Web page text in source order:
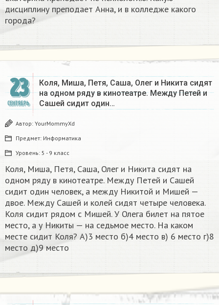
дисциплину преподает Анна, и в колледже какого
города?
23
СЕНТЯБРЬ
Коля, Миша, Петя, Саша, Олег и Никита сидят
на одном ряду в кинотеатре. Между Петей и
Сашей сидит один…
Автор: YourMommyXd
Предмет: Информатика
Уровень: 5 - 9 класс
Коля, Миша, Петя, Саша, Олег и Никита сидят на
одном ряду в кинотеатре. Между Петей и Сашей
сидит один человек, а между Никитой и Мишей —
двое. Между Сашей и колей сидят четыре человека.
Коля сидит рядом с Мишей. У Олега билет на пятое
место, а у Никиты — на седьмое место. На каком
месте сидит Коля? А)3 место б)4 место в) 6 место г)8
место д)9 место